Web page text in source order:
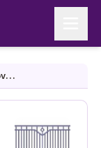
Kovácsoltvas mester Tüzikovács Gödöllő